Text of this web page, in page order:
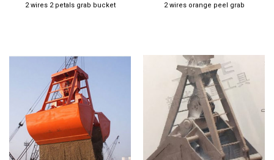
2 wires 2 petals grab bucket 2 wires orange peel grab